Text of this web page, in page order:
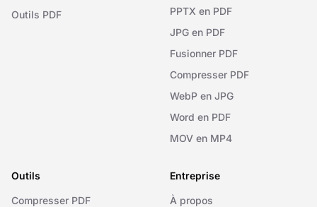
Outils PDF
PPTX en PDF
JPG en PDF
Fusionner PDF
Compresser PDF
WebP en JPG
Word en PDF
MOV en MP4
Outils
Compresser PDF
Entreprise
À propos